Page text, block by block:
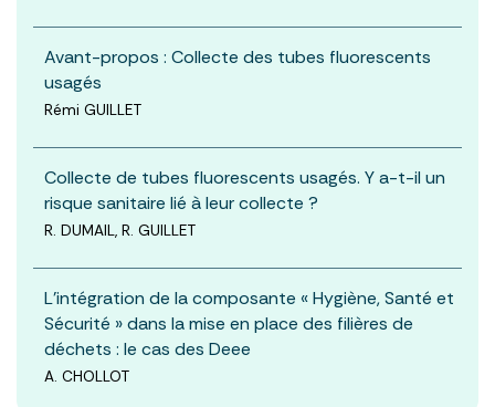
Avant-propos : Collecte des tubes fluorescents
usagés
Rémi GUILLET
Collecte de tubes fluorescents usagés. Y a-t-il un
risque sanitaire lié à leur collecte ?
R. DUMAIL, R. GUILLET
L’intégration de la composante « Hygiène, Santé et
Sécurité » dans la mise en place des filières de
déchets : le cas des Deee
A. CHOLLOT